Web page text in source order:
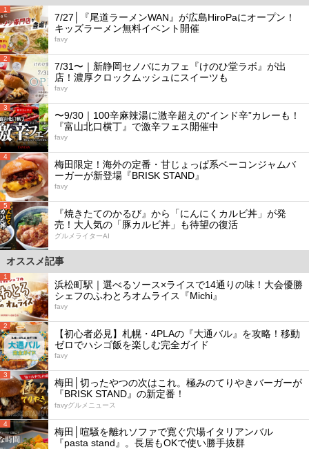
1
7/27│『尾道ラーメンWAN』が広島HiroPaにオープン！
キッズラーメン無料イベント開催
favy
2
7/31〜｜新静岡セノバにカフェ『けのひ堂ラボ』が出
店！濃厚クロックムッシュにスイーツも
favy
3
〜9/30｜100辛麻辣湯に激辛超えの“インド辛”カレーも！
『富山北口横丁』で激辛フェス開催中
favy
4
梅田限定！海外の定番・甘じょっぱ系ベーコンジャムバ
ーガーが新登場『BRISK STAND』
favy
5
『焼きたてのかるび』から「にんにくカルビ丼」が発
売！大人気の「豚カルビ丼」も待望の復活
グルメライターAI
オススメ記事
1
浜松町駅｜選べるソース×ライスで14通りの味！大会優勝
シェフのふわとろオムライス『Michi』
favy
2
【初心者必見】札幌・4PLAの『大通バル』を攻略！移動
ゼロでハシゴ飯を楽しむ完全ガイド
favy
3
梅田│切ったやつの次はこれ。極みのてりやきバーガーが
『BRISK STAND』の新定番！
favyグルメニュース
4
梅田│喧騒を離れソファで寛ぐ穴場イタリアンバル
『pasta stand』。長居もOKで使い勝手抜群